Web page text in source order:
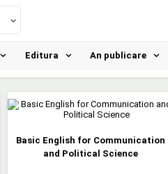
Editura An publicare
Basic English for Communication
and Political Science